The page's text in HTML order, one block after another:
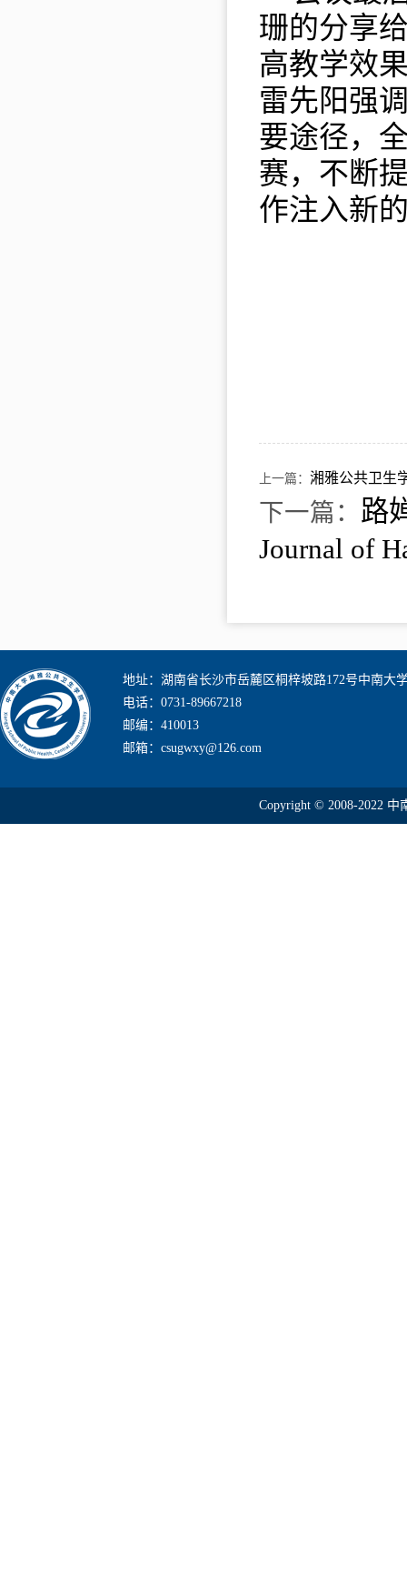
珊的分享
高教学效
雷先阳强
要途径，
赛，不断
作注入新
上一篇： 湘雅公共卫生
下一篇： 路
Journal of
地址：湖南省长沙市岳麓区桐梓坡路172号中南大
电话：0731-89667218
邮编：410013
邮箱：csugwxy@126.com
Copyright © 2008-2022 中